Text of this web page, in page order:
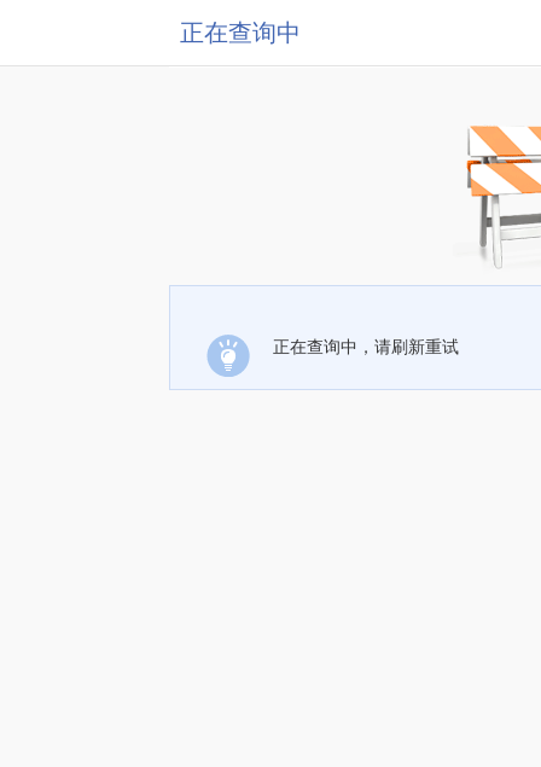
正在查询中
正在查询中，请刷新重试